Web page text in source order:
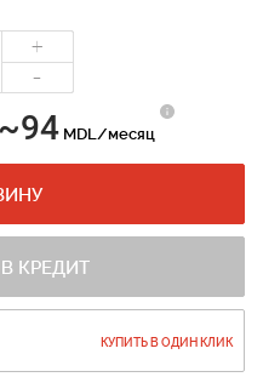
+
-
~94 MDL/месяц
КРЕДИТ
КУПИТЬ В ОДИН КЛИК